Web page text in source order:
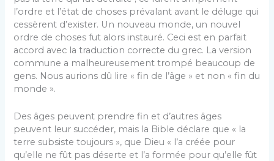
l’ordre et l’état de choses prévalant avant le déluge qui
cessèrent d’exister. Un nouveau monde, un nouvel
ordre de choses fut alors instauré. Ceci est en parfait
accord avec la traduction correcte du grec. La version
commune a malheureusement trompé beaucoup de
gens. Nous aurions dû lire « fin de l’âge » et non « fin du
monde ».
Des âges peuvent prendre fin et d’autres âges
peuvent leur succéder, mais la Bible déclare que « la
terre subsiste toujours », que Dieu « l’a créée pour
qu’elle ne fût pas déserte et l’a formée pour qu’elle fût